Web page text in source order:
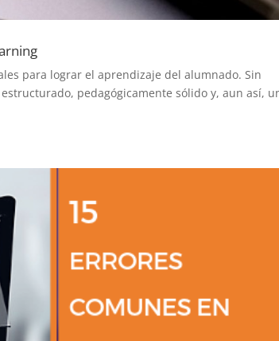
para lograr el aprendizaje del alumnado. Sin
pedagógicamente sólido y, aun así,